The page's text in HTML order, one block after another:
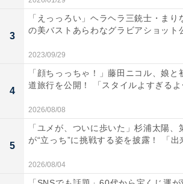
3
「えっっろい」ヘラヘラ三銃士・まり
の美バストあらわなグラビアショット
2023/09/29
4
「顔ちっっちゃ！」藤田ニコル、娘と
道旅行を公開！ 「スタイルよすぎる
2026/08/08
5
「ユメが、ついに歩いた」杉浦太陽、
が“立っち”に挑戦する姿を披露！ 「出
2026/08/04